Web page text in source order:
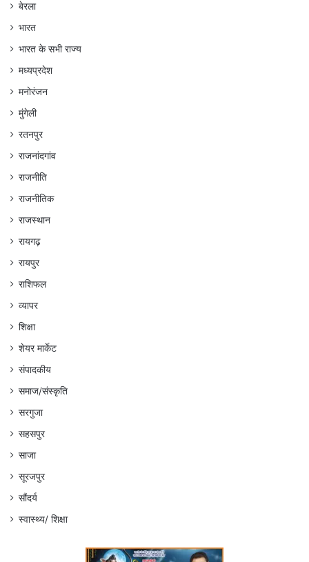
बेरला
भारत
भारत के सभी राज्य
मध्यप्रदेश
मनोरंजन
मुंगेली
रतनपुर
राजनांदगांव
राजनीति
राजनीतिक
राजस्थान
रायगढ़
रायपुर
राशिफल
व्यापर
शिक्षा
शेयर मार्केट
संपादकीय
समाज/संस्कृति
सरगुजा
सहसपुर
साजा
सूरजपुर
सौंदर्य
स्वास्थ्य/ शिक्षा